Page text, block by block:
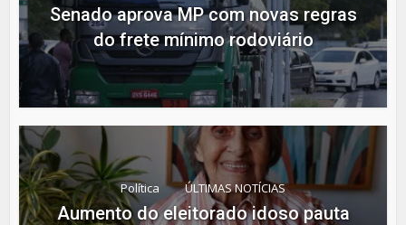
Senado aprova MP com novas regras
do frete mínimo rodoviário
Política ÚLTIMAS NOTÍCIAS
Aumento do eleitorado idoso pauta